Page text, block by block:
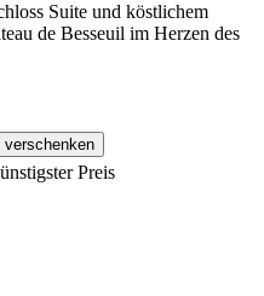
Suite und köstlichem
de Besseuil im Herzen des
Preis